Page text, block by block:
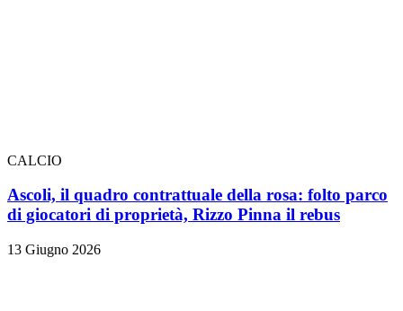
CALCIO
Ascoli, il quadro contrattuale della rosa: folto parco
di giocatori di proprietà, Rizzo Pinna il rebus
13 Giugno 2026